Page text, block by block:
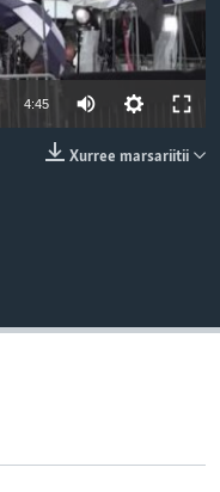
4:45
Xurree marsariitii